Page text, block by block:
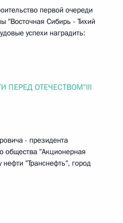
первой очереди
"Восточная Сибирь - Тихий
успехи наградить:
ПЕРЕД ОТЕЧЕСТВОМ"III
- президента
общества "Акционерная
"Транснефть", город